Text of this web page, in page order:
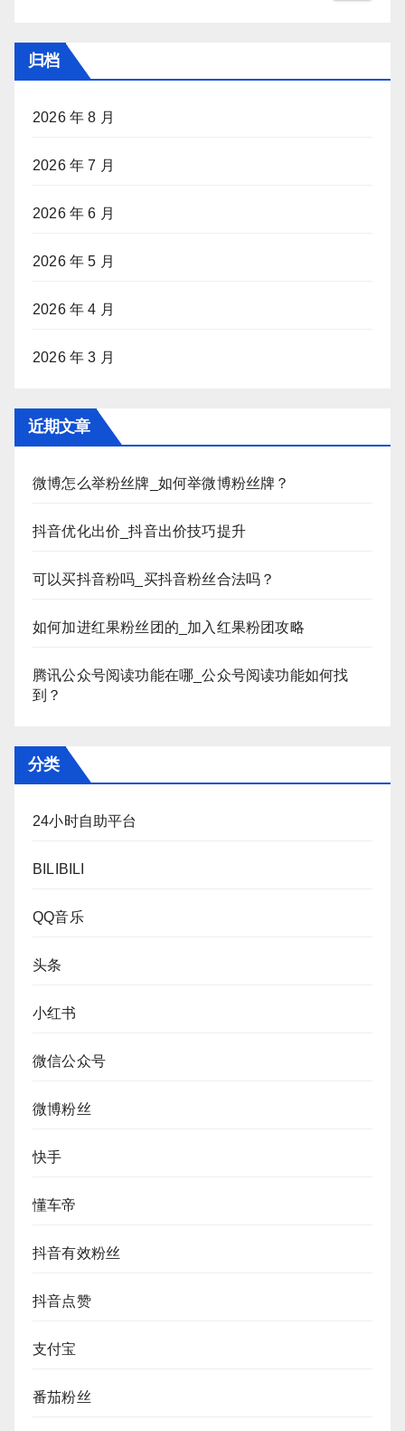
归档
2026 年 8 月
2026 年 7 月
2026 年 6 月
2026 年 5 月
2026 年 4 月
2026 年 3 月
近期文章
微博怎么举粉丝牌_如何举微博粉丝牌？
抖音优化出价_抖音出价技巧提升
可以买抖音粉吗_买抖音粉丝合法吗？
如何加进红果粉丝团的_加入红果粉团攻略
腾讯公众号阅读功能在哪_公众号阅读功能如何找
到？
分类
24小时自助平台
BILIBILI
QQ音乐
头条
小红书
微信公众号
微博粉丝
快手
懂车帝
抖音有效粉丝
抖音点赞
支付宝
番茄粉丝